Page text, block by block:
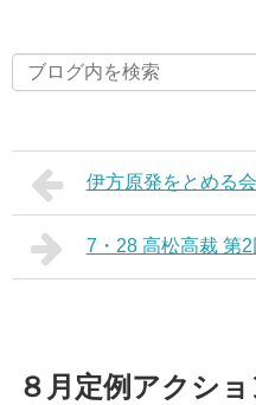
伊方原発をとめる
7・28 高松高裁 第
８月定例アクショ